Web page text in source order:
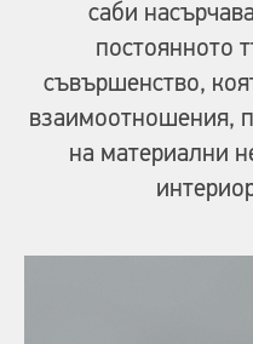
саби
постоянното
съвършенство,
взаимоотношения,
на материални